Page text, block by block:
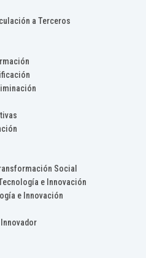
a Terceros
Social
e Innovación
e Innovación